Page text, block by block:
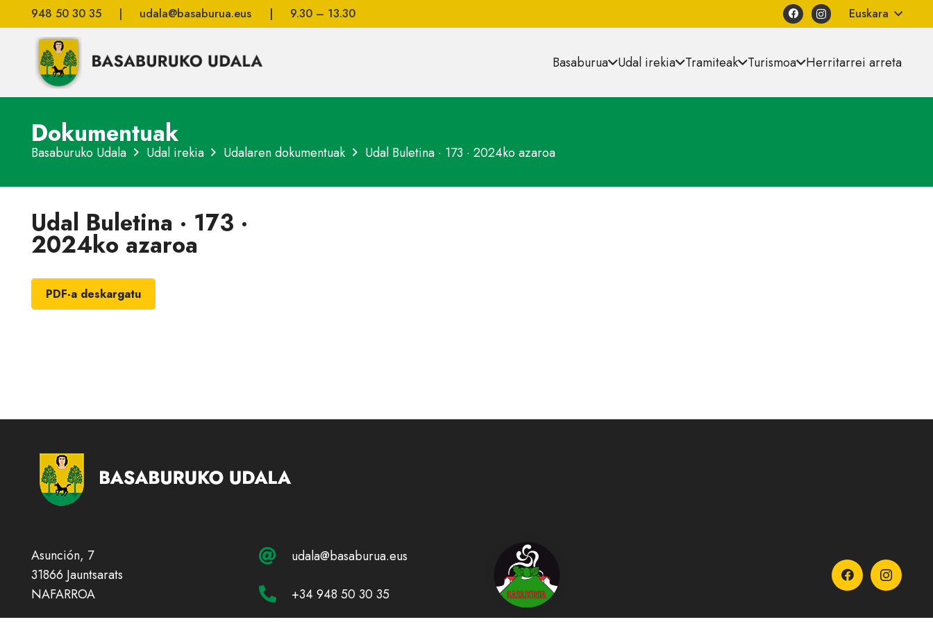
948 50 30 35 | udala@basaburua.eus | 9.30 – 13.30 Euskara
Basaburua Udal irekia Tramiteak Turismoa Herritarrei arreta
Dokumentuak
Basaburuko Udala Udal irekia Udalaren dokumentuak Udal Buletina · 173 · 2024ko azaroa
Udal Buletina · 173 ·
2024ko azaroa
PDF-a deskargatu
Asunción, 7
31866 Jauntsarats
NAFARROA
udala@basaburua.eus
+34 948 50 30 35